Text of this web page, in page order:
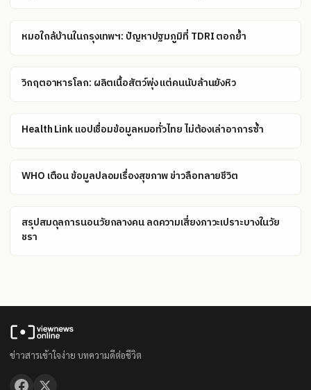
หมอใกล้บ้านในกรุงเทพฯ: ปัญหาปฐมภูมิที่ TDRI ตอกย้ำ
วิกฤตอาหารโลก: ผลิตเนื้อสัตว์พุ่ง แต่คนนับล้านยังหิว
Health Link แอปเชื่อมข้อมูลหมอทั่วไทย ไม่ต้องเล่าอาการซ้ำ
WHO เตือน ข้อมูลปลอมเรื่องสุขภาพ ข่าวลือทลายชีวิต
สรุปสมดุลการนอนวัยกลางคน ลดความเสี่ยงภาวะเปราะบางในวัย
ชรา
ข่าวสารเข้าใจง่าย บทความดีต่อชีวิต